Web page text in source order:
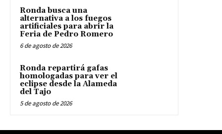
Ronda busca una
alternativa a los fuegos
artificiales para abrir la
Feria de Pedro Romero
6 de agosto de 2026
Ronda repartirá gafas
homologadas para ver el
eclipse desde la Alameda
del Tajo
5 de agosto de 2026